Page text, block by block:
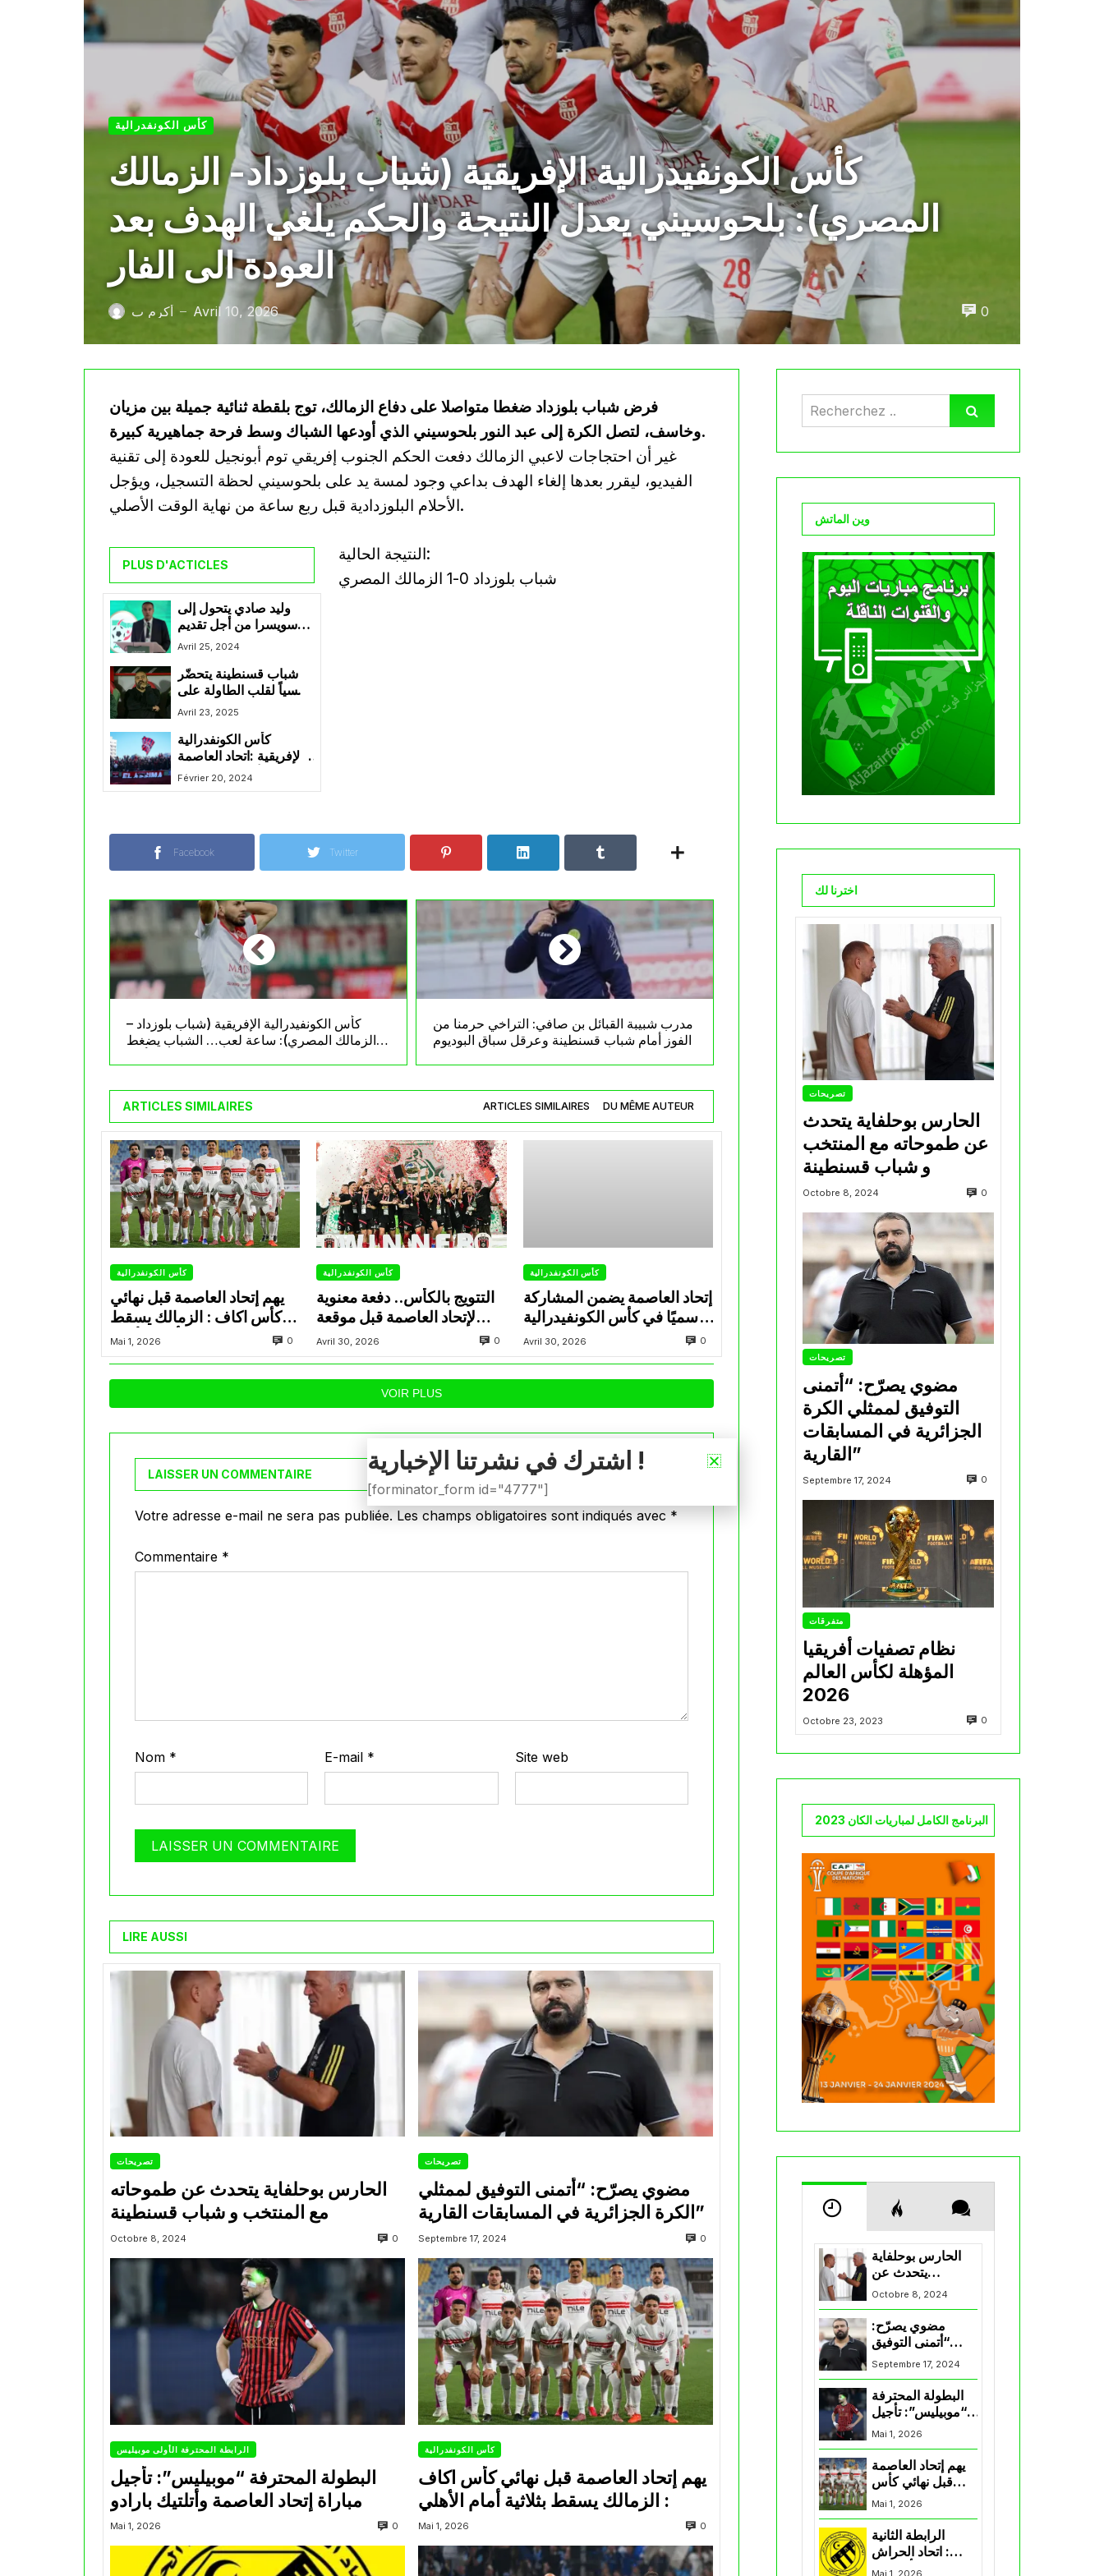
كأس الكونفدرالية
كأس الكونفيدرالية الإفريقية (شباب بلوزداد- الزمالك
المصري): بلحوسيني يعدل النتيجة والحكم يلغي الهدف بعد
العودة الى الفار
أكرم ب — Avril 10, 2026 0
فرض شباب بلوزداد ضغطا متواصلا على دفاع الزمالك، توج بلقطة ثنائية جميلة بين مزيان
وخاسف، لتصل الكرة إلى عبد النور بلحوسيني الذي أودعها الشباك وسط فرحة جماهيرية كبيرة.
غير أن احتجاجات لاعبي الزمالك دفعت الحكم الجنوب إفريقي توم أبونجيل للعودة إلى تقنية
الفيديو، ليقرر بعدها إلغاء الهدف بداعي وجود لمسة يد على بلحوسيني لحظة التسجيل، ويؤجل
الأحلام البلوزدادية قبل ربع ساعة من نهاية الوقت الأصلي.
PLUS D'ACTICLES
وليد صادي يتحول إلى
سويسرا من أجل تقديم
طعن بخصوص قرار
نهضة بركان
Avril 25, 2024
شباب قسنطينة يتحضّر
نفسياً لقلب الطاولة على
نهضة بركان في لقاء
Avril 23, 2025
كأس الكونفدرالية
الإفريقية :اتحاد العاصمة
يواجه الأهلي الليبي دون
حضور جمهور
Février 20, 2024
النتيجة الحالية:
شباب بلوزداد 0-1 الزمالك المصري
Facebook Twitter
كأس الكونفيدرالية الإفريقية (شباب بلوزداد –
الزمالك المصري): ساعة لعب… الشباب يضغط
مدرب شبيبة القبائل بن صافي: التراخي حرمنا من
الفوز أمام شباب قسنطينة وعرقل سباق البوديوم
ARTICLES SIMILAIRES ARTICLES SIMILAIRES DU MÊME AUTEUR
كأس الكونفدرالية
يهم إتحاد العاصمة قبل نهائي
كأس اكاف : الزمالك يسقط
Mai 1, 2026 0
كأس الكونفدرالية
التتويج بالكأس.. دفعة معنوية
لإتحاد العاصمة قبل موقعة
الزمالك في نهائي الكونفدرالية
Avril 30, 2026 0
كأس الكونفدرالية
إتحاد العاصمة يضمن المشاركة
رسميًا في كأس الكونفيدرالية
Avril 30, 2026 0
VOIR PLUS
LAISSER UN COMMENTAIRE
Votre adresse e-mail ne sera pas publiée. Les champs obligatoires sont indiqués avec *
Commentaire *
Nom * E-mail * Site web
LIRE AUSSI
تصريحات
الحارس بوحلفاية يتحدث عن طموحاته
مع المنتخب و شباب قسنطينة
Octobre 8, 2024 0
تصريحات
مضوي يصرّح: “أتمنى التوفيق لممثلي
الكرة الجزائرية في المسابقات القارية”
Septembre 17, 2024 0
الرابطة المحترفة الأولى موبيليس
البطولة المحترفة “موبيليس”: تأجيل
مباراة إتحاد العاصمة وأتلتيك بارادو
Mai 1, 2026 0
كأس الكونفدرالية
يهم إتحاد العاصمة قبل نهائي كأس اكاف
Mai 1, 2026 0
وين الماتش
اخترنا لك
تصريحات
الحارس بوحلفاية يتحدث
عن طموحاته مع المنتخب
و شباب قسنطينة
Octobre 8, 2024 0
تصريحات
مضوي يصرّح: “أتمنى
التوفيق لممثلي الكرة
الجزائرية في المسابقات
القارية”
Septembre 17, 2024 0
متفرقات
نظام تصفيات أفريقيا
المؤهلة لكأس العالم
2026
Octobre 23, 2023 0
البرنامج الكامل لمباريات الكان 2023
الحارس بوحلفاية
يتحدث عن
طموحاته مع
المنتخب و شباب
قسنطينة
Octobre 8, 2024
مضوي يصرّح:
“أتمنى التوفيق
لممثلي الكرة
الجزائرية في
Septembre 17, 2024
البطولة المحترفة
“موبيليس”: تأجيل
مباراة إتحاد
العاصمة وأتلتيك
بارادو
Mai 1, 2026
يهم إتحاد العاصمة
قبل نهائي كأس
اكاف : الزمالك
يسقط بثلاثية أمام
Mai 1, 2026
الرابطة الثانية
: اتحاد الحراش
يحسم التأهل إلى
Mai 1, 2026
اشترك في نشرتنا الإخبارية !
[forminator_form id="4777"]